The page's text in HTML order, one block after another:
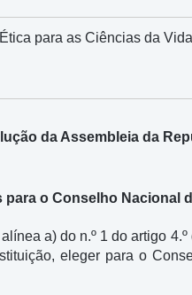
para as Ciências da Vida
da Assembleia da
para o Conselho Nacional
a) do n.º 1 do artigo 4.º
eleger para o